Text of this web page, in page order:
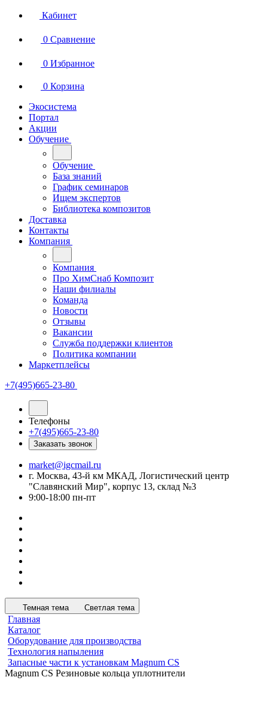
Кабинет
0 Сравнение
0 Избранное
0 Корзина
Экосистема
Портал
Акции
Обучение
Обучение
База знаний
График семинаров
Ищем экспертов
Библиотека композитов
Доставка
Контакты
Компания
Компания
Про ХимСнаб Композит
Наши филиалы
Команда
Новости
Отзывы
Вакансии
Служба поддержки клиентов
Политика компании
Маркетплейсы
+7(495)665-23-80
Телефоны
+7(495)665-23-80
Заказать звонок
market@igcmail.ru
г. Москва, 43-й км МКАД, Логистический центр
"Славянский Мир", корпус 13, склад №3
9:00-18:00 пн-пт
Темная тема Светлая тема
Главная
Каталог
Оборудование для производства
Технология напыления
Запасные части к установкам Magnum CS
Magnum CS Резиновые кольца уплотнители